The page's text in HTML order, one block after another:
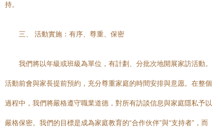
持。
三、 活動實施：有序、尊重、保密
我們將以年級或班級為單位，有計劃、分批次地開展家訪活動。
活動前會與家長提前預約，充分尊重家庭的時間安排與意愿。在整個
過程中，我們將嚴格遵守職業道德，對所有訪談信息與家庭隱私予以
嚴格保密。我們的目標是成為家庭教育的“合作伙伴”與“支持者”，而